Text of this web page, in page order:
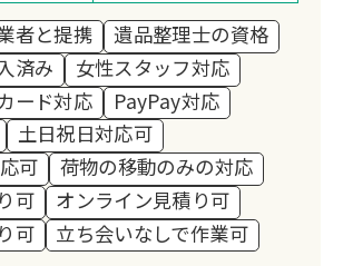
者と提携
遺品整理士の資格
済み
女性スタッフ対応
ード対応
PayPay対応
土日祝日対応可
可
荷物の移動のみの対応
可
オンライン見積り可
可
立ち会いなしで作業可